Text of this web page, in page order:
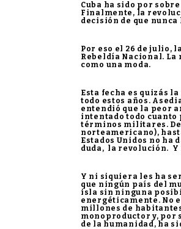
Cuba ha sido por
Finalmente, la
decisión de que nunca
Por eso el 26 de julio,
Rebeldía Nacional. La
como una moda.
Esta fecha es quizás
todo estos años.
entendió que la peor
intentado todo cuanto
términos militares.
norteamericano),
Estados Unidos no ha
duda, la revolución. Y
Y ni siquiera les ha
que ningún país del
isla sin ninguna
energéticamente. No
millones de
monoproductor y, por
de la humanidad, ha